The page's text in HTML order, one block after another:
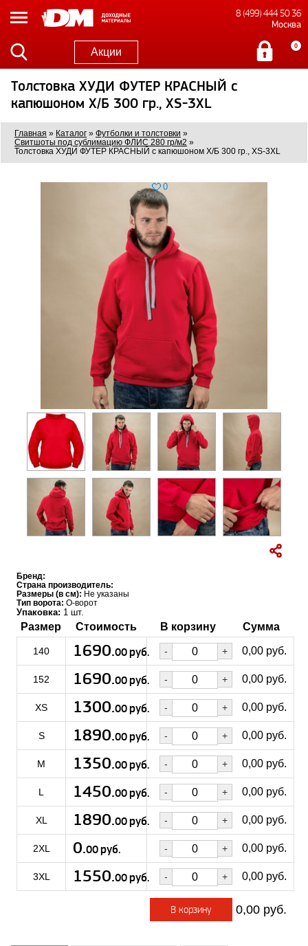
8 (499) 444 50 36
Москва
Акции 0
Толстовка ХУДИ ФУТЕР КРАСНЫЙ с
капюшоном Х/Б 300 гр., XS-3XL
Главная » Каталог » Футболки и толстовки »
Свитшоты под сублимацию ФЛИС 280 гр/м2 »
Толстовка ХУДИ ФУТЕР КРАСНЫЙ с капюшоном Х/Б 300 гр., XS-3XL
0
Бренд:
Страна производитель:
Размеры (в см): Не указаны
Тип ворота: O-ворот
Упаковка: 1 шт.
Размер Стоимость В корзину Сумма
140 1690.00руб. 0,00
152 1690.00руб. 0,00
XS 1300.00руб. 0,00
S 1890.00руб. 0,00
M 1350.00руб. 0,00
L 1450.00руб. 0,00
XL 1890.00руб. 0,00
2XL 0.00руб. 0,00
3XL 1550.00руб. 0,00
В корзину 0,00